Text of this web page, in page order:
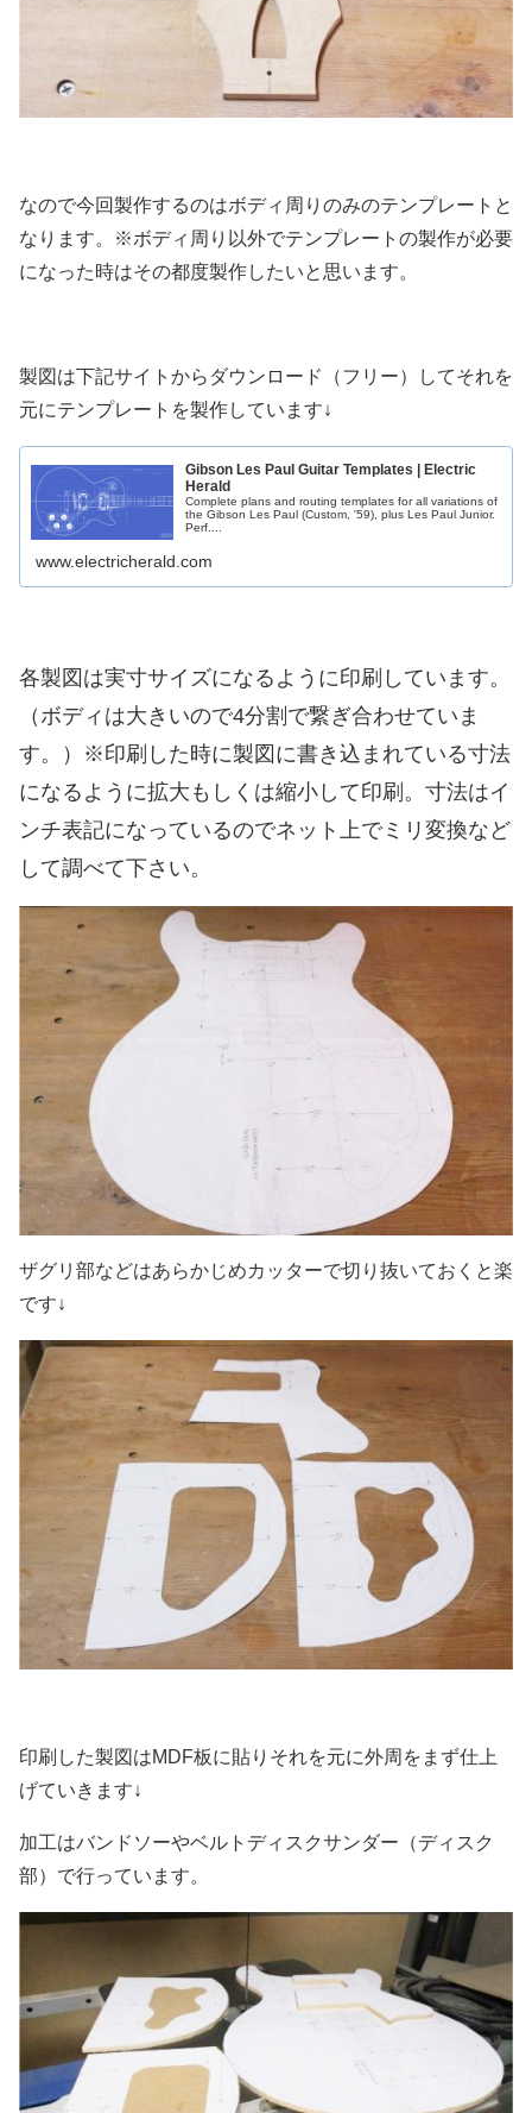
なので今回製作するのはボディ周りのみのテンプレートと
なります。※ボディ周り以外でテンプレートの製作が必要
になった時はその都度製作したいと思います。
製図は下記サイトからダウンロード（フリー）してそれを
元にテンプレートを製作しています↓
Gibson Les Paul Guitar Templates | Electric
Herald
Complete plans and routing templates for all variations of
the Gibson Les Paul (Custom, '59), plus Les Paul Junior.
Perf....
www.electricherald.com
各製図は実寸サイズになるように印刷しています。
（ボディは大きいので4分割で繋ぎ合わせていま
す。）※印刷した時に製図に書き込まれている寸法
になるように拡大もしくは縮小して印刷。寸法はイ
ンチ表記になっているのでネット上でミリ変換など
して調べて下さい。
ザグリ部などはあらかじめカッターで切り抜いておくと楽
です↓
印刷した製図はMDF板に貼りそれを元に外周をまず仕上
げていきます↓
加工はバンドソーやベルトディスクサンダー（ディスク
部）で行っています。